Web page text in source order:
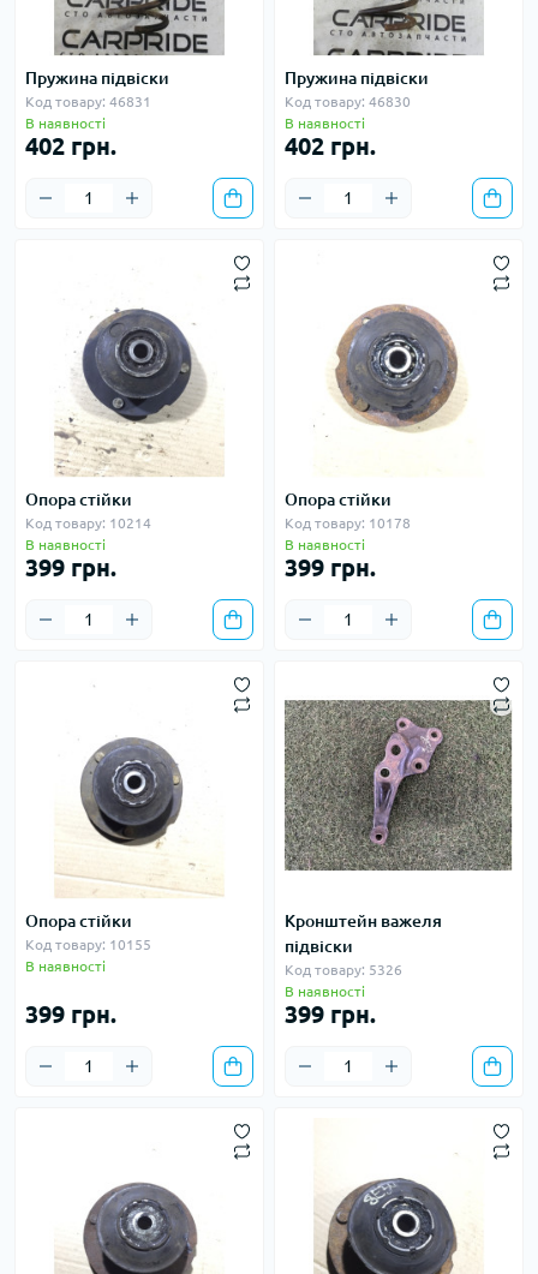
Пружина підвіски
Код товару: 46831
В наявності
402 грн.
Пружина підвіски
Код товару: 46830
В наявності
402 грн.
Опора стійки
Код товару: 10214
В наявності
399 грн.
Опора стійки
Код товару: 10178
В наявності
399 грн.
Опора стійки
Код товару: 10155
В наявності
399 грн.
Кронштейн важеля
підвіски
Код товару: 5326
В наявності
399 грн.